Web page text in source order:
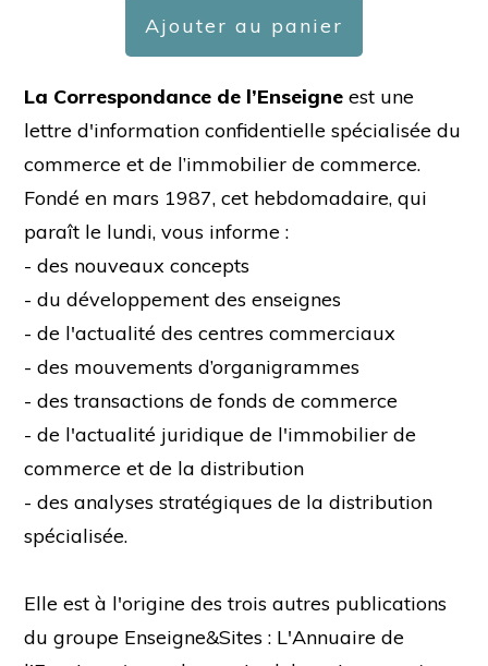
Ajouter au panier
La Correspondance de l’Enseigne est une
lettre d'information confidentielle spécialisée du
commerce et de l’immobilier de commerce.
Fondé en mars 1987, cet hebdomadaire, qui
paraît le lundi, vous informe :
- des nouveaux concepts
- du développement des enseignes
- de l'actualité des centres commerciaux
- des mouvements d’organigrammes
- des transactions de fonds de commerce
- de l'actualité juridique de l'immobilier de
commerce et de la distribution
- des analyses stratégiques de la distribution
spécialisée.
Elle est à l'origine des trois autres publications
du groupe Enseigne&Sites : L'Annuaire de